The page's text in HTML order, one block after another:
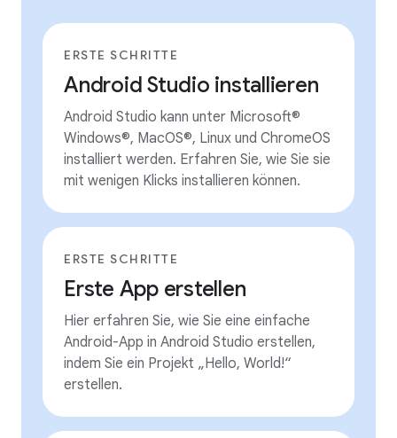
ERSTE SCHRITTE
Android Studio installieren
Android Studio kann unter Microsoft®
Windows®, MacOS®, Linux und ChromeOS
installiert werden. Erfahren Sie, wie Sie sie
mit wenigen Klicks installieren können.
ERSTE SCHRITTE
Erste App erstellen
Hier erfahren Sie, wie Sie eine einfache
Android-App in Android Studio erstellen,
indem Sie ein Projekt „Hello, World!“
erstellen.